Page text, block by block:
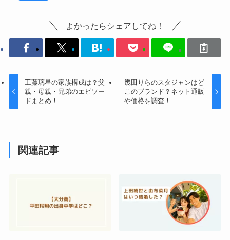
よかったらシェアしてね！
工藤璃星の家族構成は？父
親・母親・兄弟のエピソー
ドまとめ！
幾田りらのスタジャンはど
このブランド？ネット通販
や価格を調査！
関連記事